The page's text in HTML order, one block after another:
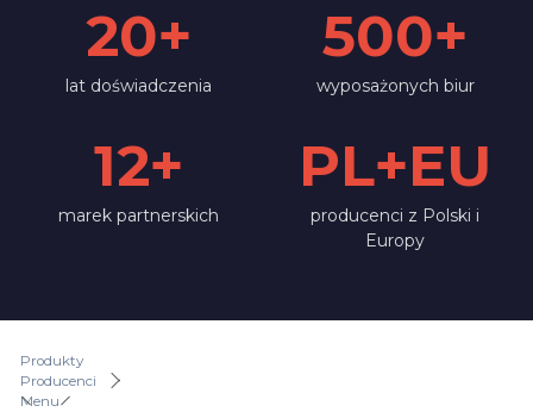
20+
lat doświadczenia
500+
wyposażonych biur
12+
marek partnerskich
PL+EU
producenci z Polski i
Europy
Produkty
Producenci
Menu